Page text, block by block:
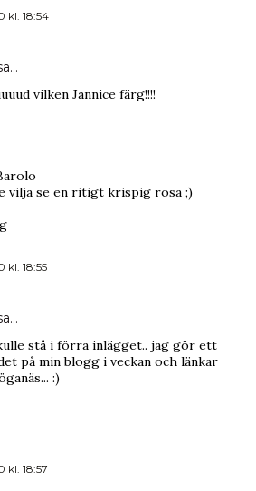
kl. 18:54
vilken Jannice färg!!!!
vilja se en ritigt krispig rosa ;)
kl. 18:55
stå i förra inlägget.. jag gör ett
på min blogg i veckan och länkar
:)
kl. 18:57